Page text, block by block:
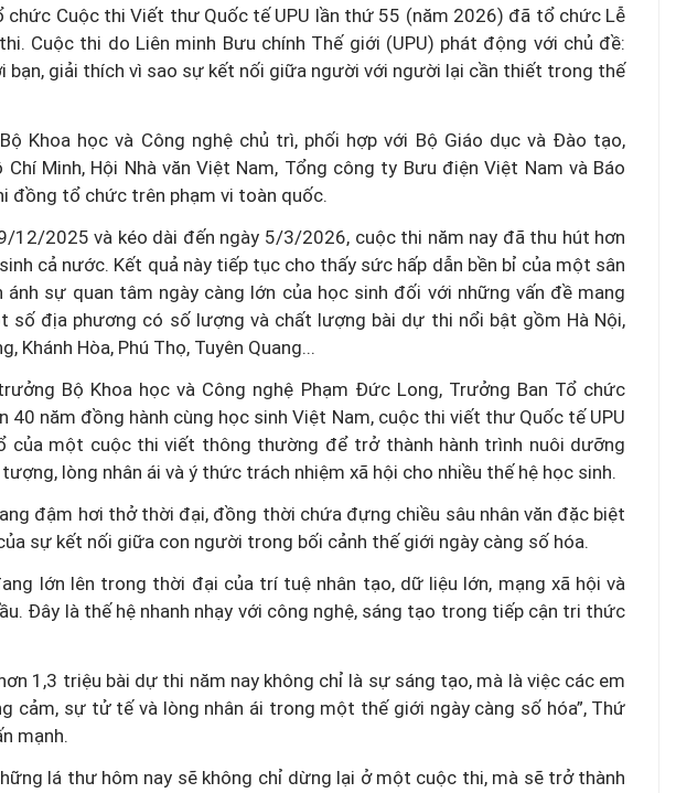
chức Cuộc thi Viết thư Quốc tế UPU lần thứ 55 (năm 2026) đã tổ chức Lễ
Cuộc thi do Liên minh Bưu chính Thế giới (UPU) phát động với chủ đề:
bạn, giải thích vì sao sự kết nối giữa người với người lại cần thiết trong thế
Khoa học và Công nghệ chủ trì, phối hợp với Bộ Giáo dục và Đào tạo,
Minh, Hội Nhà văn Việt Nam, Tổng công ty Bưu điện Việt Nam và Báo
đồng tổ chức trên phạm vi toàn quốc.
2025 và kéo dài đến ngày 5/3/2026, cuộc thi năm nay đã thu hút hơn
cả nước. Kết quả này tiếp tục cho thấy sức hấp dẫn bền bỉ của một sân
sự quan tâm ngày càng lớn của học sinh đối với những vấn đề mang
số địa phương có số lượng và chất lượng bài dự thi nổi bật gồm Hà Nội,
Khánh Hòa, Phú Thọ, Tuyên Quang...
Bộ Khoa học và Công nghệ Phạm Đức Long, Trưởng Ban Tổ chức
40 năm đồng hành cùng học sinh Việt Nam, cuộc thi viết thư Quốc tế UPU
của một cuộc thi viết thông thường để trở thành hành trình nuôi dưỡng
lòng nhân ái và ý thức trách nhiệm xã hội cho nhiều thế hệ học sinh.
đậm hơi thở thời đại, đồng thời chứa đựng chiều sâu nhân văn đặc biệt
sự kết nối giữa con người trong bối cảnh thế giới ngày càng số hóa.
lớn lên trong thời đại của trí tuệ nhân tạo, dữ liệu lớn, mạng xã hội và
Đây là thế hệ nhanh nhạy với công nghệ, sáng tạo trong tiếp cận tri thức
1,3 triệu bài dự thi năm nay không chỉ là sự sáng tạo, mà là việc các em
cảm, sự tử tế và lòng nhân ái trong một thế giới ngày càng số hóa”, Thứ
mạnh.
lá thư hôm nay sẽ không chỉ dừng lại ở một cuộc thi, mà sẽ trở thành